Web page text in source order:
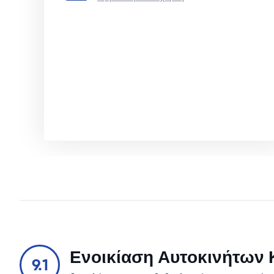
9.1 Ενοικίαση Αυτοκινήτων